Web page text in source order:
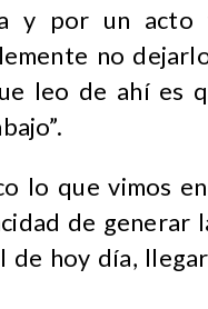
y por un acto
no
leo de ahí es
lo que vimos
de generar
hoy día,